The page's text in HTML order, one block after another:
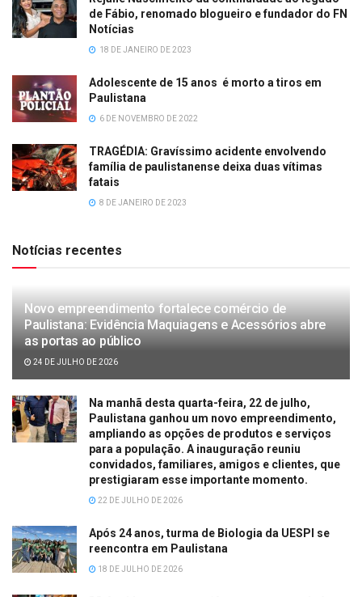
de Fábio, renomado blogueiro e fundador do FN
Notícias
18 DE JANEIRO DE 2023
Adolescente de 15 anos é morto a tiros em
Paulistana
6 DE NOVEMBRO DE 2022
TRAGÉDIA: Gravíssimo acidente envolvendo
família de paulistanense deixa duas vítimas
fatais
8 DE JANEIRO DE 2023
Notícias recentes
Novo empreendimento fortalece comércio de
Paulistana: Evidência Maquiagens e Acessórios abre
as portas ao público
24 DE JULHO DE 2026
Na manhã desta quarta-feira, 22 de julho,
Paulistana ganhou um novo empreendimento,
ampliando as opções de produtos e serviços
para a população. A inauguração reuniu
convidados, familiares, amigos e clientes, que
prestigiaram esse importante momento.
22 DE JULHO DE 2026
Após 24 anos, turma de Biologia da UESPI se
reencontra em Paulistana
18 DE JULHO DE 2026